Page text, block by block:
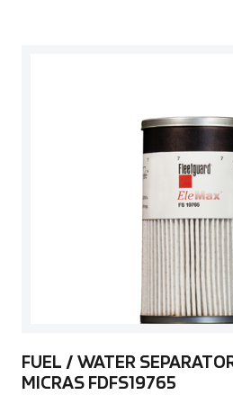
FUEL / WATER
MICRAS FDFS19765